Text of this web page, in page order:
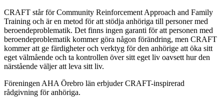
CRAFT står för Community Reinforcement Approach and Family
Training och är en metod för att stödja anhöriga till personer med
beroendeproblematik. Det finns ingen garanti för att personen med
beroendeproblematik kommer göra någon förändring, men CRAFT
kommer att ge färdigheter och verktyg för den anhörige att öka sitt
eget välmående och ta kontrollen över sitt eget liv oavsett hur den
närstående väljer att leva sitt liv.
Föreningen AHA Örebro län erbjuder CRAFT-inspirerad
rådgivning för anhöriga.